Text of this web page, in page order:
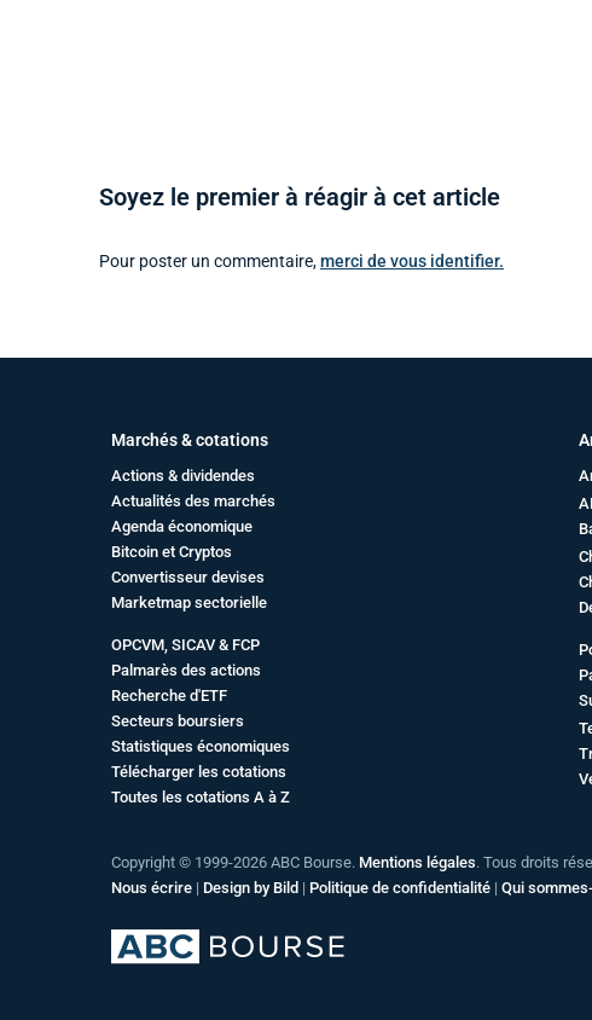
Soyez le premier à réagir à cet article
Pour poster un commentaire,merci de vous identifier.
Marchés & cotations
Actions & dividendes
Actualités des marchés
Agenda économique
Bitcoin et Cryptos
Convertisseur devises
Marketmap sectorielle
OPCVM, SICAV & FCP
Palmarès des actions
Recherche d'ETF
Secteurs boursiers
Statistiques économiques
Télécharger les cotations
Toutes les cotations A à Z
Copyright © 1999-2026 ABC Bourse. Mentions légales. Tous droits
Nous écrire | Design by Bild | Politique de confidentialité | Qui